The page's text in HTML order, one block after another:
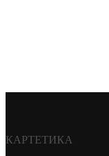
КАРТЕТИКА